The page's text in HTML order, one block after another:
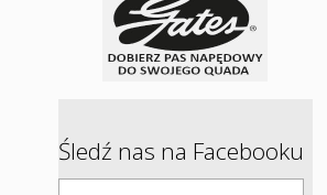
Śledź nas na Facebooku